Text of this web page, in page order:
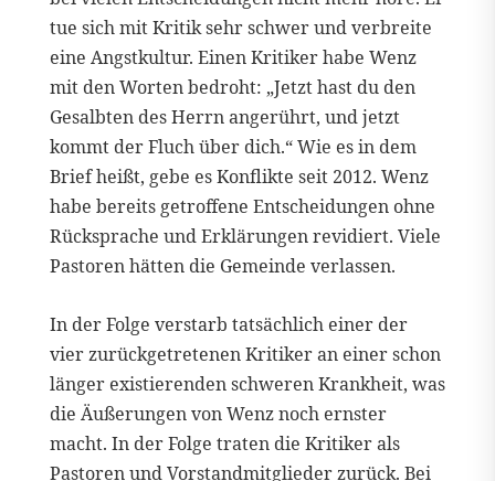
tue sich mit Kritik sehr schwer und verbreite
eine Angstkultur. Einen Kritiker habe Wenz
mit den Worten bedroht: „Jetzt hast du den
Gesalbten des Herrn angerührt, und jetzt
kommt der Fluch über dich.“ Wie es in dem
Brief heißt, gebe es Konflikte seit 2012. Wenz
habe bereits getroffene Entscheidungen ohne
Rücksprache und Erklärungen revidiert. Viele
Pastoren hätten die Gemeinde verlassen.
In der Folge verstarb tatsächlich einer der
vier zurückgetretenen Kritiker an einer schon
länger existierenden schweren Krankheit, was
die Äußerungen von Wenz noch ernster
macht. In der Folge traten die Kritiker als
Pastoren und Vorstandmitglieder zurück. Bei